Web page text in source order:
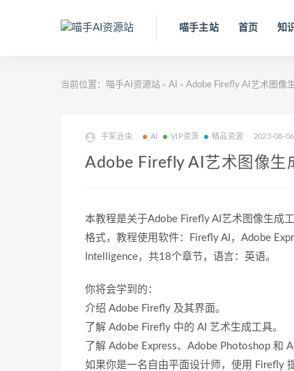
喵手主站 首页 知
当前位置： 喵手AI资源站 > AI > Adobe Firefly AI艺术图像
手冢治虫 AI VIP资源 精品资源 2023-08-06
Adobe Firefly AI艺术图像生
本教程是关于Adobe Firefly AI艺术图像生成
格式，教程使用软件：Firefly AI，Adobe
Intelligence，共18个章节，语言：英语。
你将会学到的：
介绍 Adobe Firefly 及其界面。
了解 Adobe Firefly 中的 AI 艺术生成工具。
了解 Adobe Express、Adobe Photoshop 和
如果你是一名自由平面设计师，使用 Firefly